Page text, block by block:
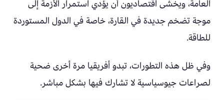
العامة، ويخشى اقتصاديون أن يؤدي استمرار الأزمة إلى
موجة تضخم جديدة في القارة، خاصة في الدول المستوردة
للطاقة.
وفي ظل هذه التطورات، تبدو أفريقيا مرة أخرى ضحية
لصراعات جيوسياسية لا تشارك فيها بشكل مباشر.